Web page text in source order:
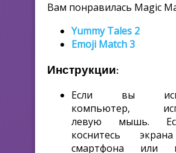
Вам понравилась Magic
Yummy Tales 2
Emoji Match 3
Инструкции:
Если вы
компьютер,
левую мышь.
коснитесь
смартфона или